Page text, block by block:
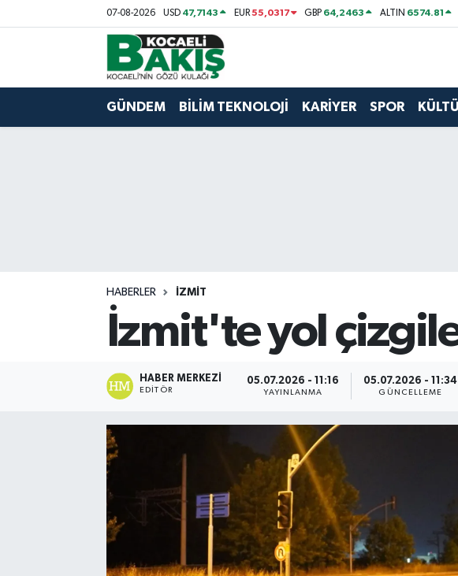
07-08-2026 USD 47,7143 EUR55,0317 GBP 64,2463 ALTIN 6574.81
GÜNDEM BİLİM TEKNOLOJİ KARİYER SPOR
HABERLER İZMİT
İzmit'te yol
HABER MERKEZI
EDITÖR
05.07.2026 - 11:16
YAYINLANMA
05.07.2026 - 11:34
GÜNCELLEME
Kocaeli Nöbetçi Eczaneler
Kocaeli Hava Durumu